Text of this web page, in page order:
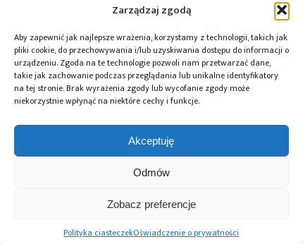
Zarządzaj zgodą
Aby zapewnić jak najlepsze wrażenia, korzystamy z technologii, takich jak
pliki cookie, do przechowywania i/lub uzyskiwania dostępu do informacji o
urządzeniu. Zgoda na te technologie pozwoli nam przetwarzać dane,
takie jak zachowanie podczas przeglądania lub unikalne identyfikatory
na tej stronie. Brak wyrażenia zgody lub wycofanie zgody może
niekorzystnie wpłynąć na niektóre cechy i funkcje.
Akceptuję
Odmów
Zobacz preferencje
Polityka ciasteczekOświadczenie o prywatności
Nowe artykuły techniczne w serwisie
element14 pomagają projektantom
poszerzyć wiedzę i umiejętności
Poprzednie 1 … 11 12